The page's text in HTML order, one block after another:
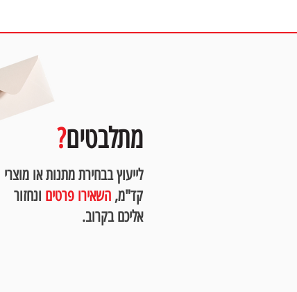
מתלבטים?
לייעוץ בבחירת מתנות או מוצרי
קד"מ, השאירו פרטים ונחזור
אליכם בקרוב.